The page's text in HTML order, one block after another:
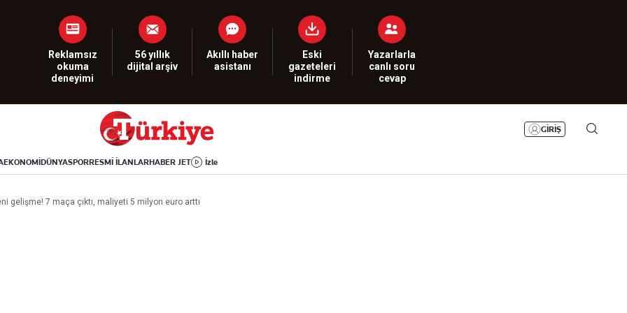
Reklamsız
okuma
deneyimi
56 yıllık
dijital arşiv
Akıllı haber
asistanı
Eski
gazeteleri
indirme
Yazarlarla
canlı soru
cevap
GİRİŞ
EKONOMİDÜNYASPORRESMİ İLANLARHABER JET İzle
Orta Doğu
Avrupa
Amerika
İsrail-Gazze
Yaşam
Sağlık
Hava Durumu
Yemek
Aktüel
Kültür-Sanat
Sinema
Arkeoloji
Kitap
Namaz Vakitleri
Sesli Yayınlar
gelişme! 7 maça çıktı, maliyeti 5 milyon euro arttı